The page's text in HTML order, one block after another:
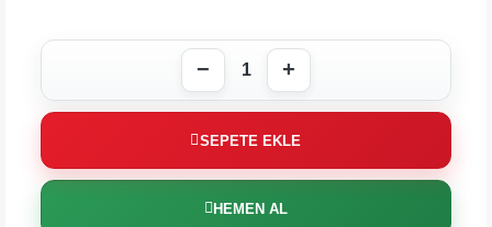
SEPETE EKLE
HEMEN AL